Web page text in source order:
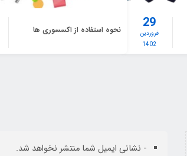
29
فروردین
1402
نحوه استفاده از اکسسوری ها
- نشانی ایمیل شما منتشر نخواهد شد.